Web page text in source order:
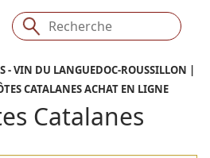
- VIN DU LANGUEDOC-ROUSSILLON |
CATALANES ACHAT EN LIGNE
Catalanes